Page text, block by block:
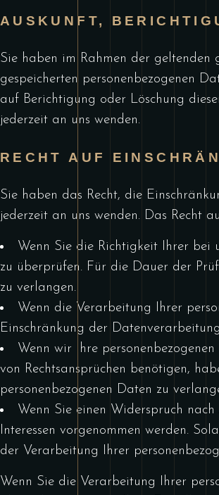
AUSKUNFT,
Sie haben im Rahmen der geltenden
gespeicherten personenbezogenen
auf Berichtigung oder Löschung
jederzeit an uns wenden.
RECHT AUF
Sie haben das Recht, die
jederzeit an uns wenden. Das Recht
Wenn Sie die Richtigkeit Ihrer bei
zu überprüfen. Für die Dauer der
zu verlangen.
Wenn die Verarbeitung Ihrer
Einschränkung der
Wenn wir Ihre
von Rechtsansprüchen benötigen,
personenbezogenen Daten zu
Wenn Sie einen Widerspruch
Interessen vorgenommen werden.
der Verarbeitung Ihrer
Wenn Sie die Verarbeitung Ihrer